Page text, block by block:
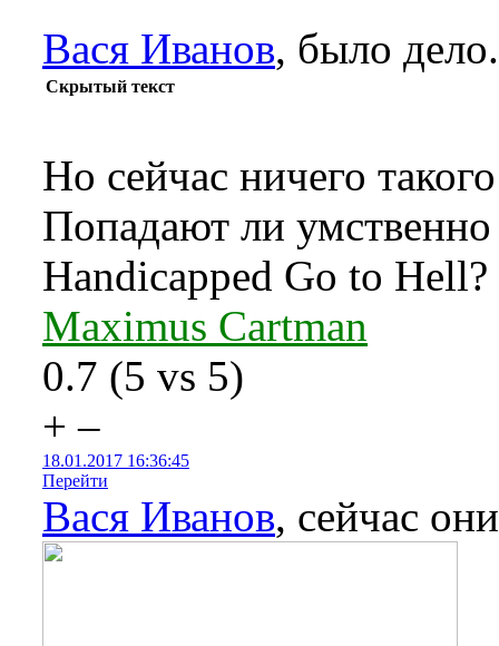
Вася Иванов, было
Скрытый текст
Но сейчас ничего
Попадают ли
Handicapped Go to Hell?
Maximus Cartman
0.7 (5 vs 5)
+ –
18.01.2017 16:36:45
Перейти
Вася Иванов, сейчас